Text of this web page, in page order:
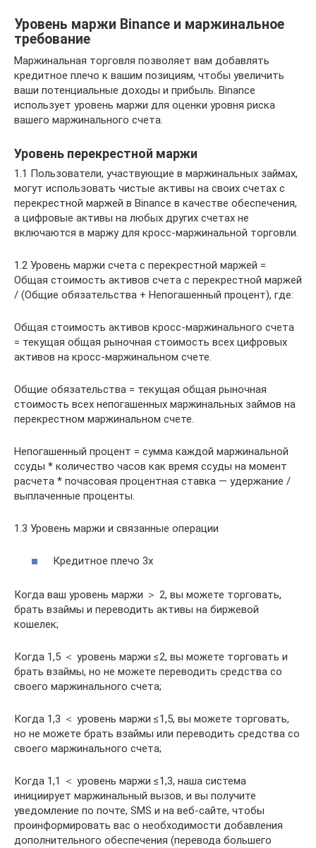
Уровень маржи Binance и маржинальное
требование
Маржинальная торговля позволяет вам добавлять
кредитное плечо к вашим позициям, чтобы увеличить
ваши потенциальные доходы и прибыль. Binance
использует уровень маржи для оценки уровня риска
вашего маржинального счета.
Уровень перекрестной маржи
1.1 Пользователи, участвующие в маржинальных займах,
могут использовать чистые активы на своих счетах с
перекрестной маржей в Binance в качестве обеспечения,
а цифровые активы на любых других счетах не
включаются в маржу для кросс-маржинальной торговли.
1.2 Уровень маржи счета с перекрестной маржей =
Общая стоимость активов счета с перекрестной маржей
/ (Общие обязательства + Непогашенный процент), где:
Общая стоимость активов кросс-маржинального счета
= текущая общая рыночная стоимость всех цифровых
активов на кросс-маржинальном счете.
Общие обязательства = текущая общая рыночная
стоимость всех непогашенных маржинальных займов на
перекрестном маржинальном счете.
Непогашенный процент = сумма каждой маржинальной
ссуды * количество часов как время ссуды на момент
расчета * почасовая процентная ставка — удержание /
выплаченные проценты.
1.3 Уровень маржи и связанные операции
Кредитное плечо 3x
Когда ваш уровень маржи ＞ 2, вы можете торговать,
брать взаймы и переводить активы на биржевой
кошелек;
Когда 1,5 ＜ уровень маржи ≤2, вы можете торговать и
брать взаймы, но не можете переводить средства со
своего маржинального счета;
Когда 1,3 ＜ уровень маржи ≤1,5, вы можете торговать,
но не можете брать взаймы или переводить средства со
своего маржинального счета;
Когда 1,1 ＜ уровень маржи ≤1,3, наша система
инициирует маржинальный вызов, и вы получите
уведомление по почте, SMS и на веб-сайте, чтобы
проинформировать вас о необходимости добавления
дополнительного обеспечения (перевода большего